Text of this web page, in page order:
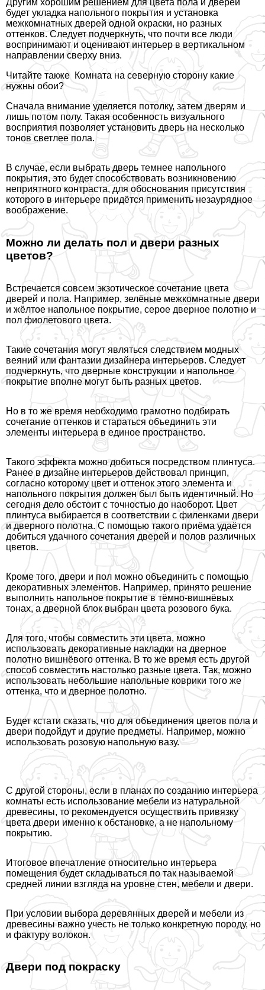
Другим хорошим решением для цвета пола и дверей
будет укладка напольного покрытия и установка
межкомнатных дверей одной окраски, но разных
оттенков. Следует подчеркнуть, что почти все люди
воспринимают и оценивают интерьер в вертикальном
направлении сверху вниз.
Читайте также Комната на северную сторону какие
нужны обои?
Сначала внимание уделяется потолку, затем дверям и
лишь потом полу. Такая особенность визуального
восприятия позволяет установить дверь на несколько
тонов светлее пола.
В случае, если выбрать дверь темнее напольного
покрытия, это будет способствовать возникновению
неприятного контраста, для обоснования присутствия
которого в интерьере придётся применить незаурядное
воображение.
Можно ли делать пол и двери разных
цветов?
Встречается совсем экзотическое сочетание цвета
дверей и пола. Например, зелёные межкомнатные двери
и жёлтое напольное покрытие, серое дверное полотно и
пол фиолетового цвета.
Такие сочетания могут являться следствием модных
веяний или фантазии дизайнера интерьеров. Следует
подчеркнуть, что дверные конструкции и напольное
покрытие вполне могут быть разных цветов.
Но в то же время необходимо грамотно подбирать
сочетание оттенков и стараться объединить эти
элементы интерьера в единое прострaнcтво.
Такого эффекта можно добиться посредством плинтуса.
Ранее в дизайне интерьеров действовал принцип,
согласно которому цвет и оттенок этого элемента и
напольного покрытия должен был быть идентичный. Но
сегодня дело обстоит с точностью до наоборот. Цвет
плинтуса выбирается в соответствии с филенками двери
и дверного полотна. С помощью такого приёма удаётся
добиться удачного сочетания дверей и полов различных
цветов.
Кроме того, двери и пол можно объединить с помощью
декоративных элементов. Например, принято решение
выполнить напольное покрытие в тёмно-вишнёвых
тонах, а дверной блок выбран цвета розового бука.
Для того, чтобы совместить эти цвета, можно
использовать декоративные накладки на дверное
полотно вишнёвого оттенка. В то же время есть другой
способ совместить настолько разные цвета. Так, можно
использовать небольшие напольные коврики того же
оттенка, что и дверное полотно.
Будет кстати сказать, что для объединения цветов пола и
двери подойдут и другие предметы. Например, можно
использовать розовую напольную вазу.
С другой стороны, если в планах по созданию интерьера
комнаты есть использование мебели из натуральной
древесины, то рекомендуется осуществить привязку
цвета двери именно к обстановке, а не напольному
покрытию.
Итоговое впечатление относительно интерьера
помещения будет складываться по так называемой
средней линии взгляда на уровне стен, мебели и двери.
При условии выбора деревянных дверей и мебели из
древесины важно учесть не только конкретную породу, но
и фактуру волокон.
Двери под покраску